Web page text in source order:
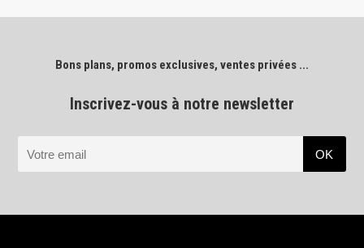
Bons plans, promos exclusives, ventes privées ...
Inscrivez-vous à notre newsletter